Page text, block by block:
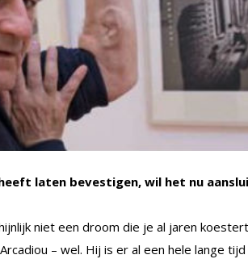
laten bevestigen, wil het nu
niet een droom die je al jaren
– wel. Hij is er al een hele lange